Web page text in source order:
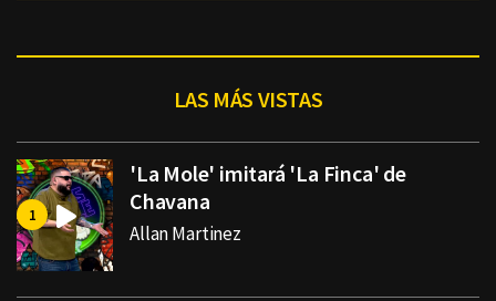
LAS MÁS VISTAS
'La Mole' imitará 'La Finca' de
Chavana
Allan Martinez